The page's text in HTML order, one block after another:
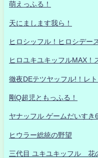
萌えっふる！
天にまします我ら！
ヒロシッフル！ヒロシデー
ヒロユキユキッフルMAX！
徹夜DEテツヤッフル!！レト
剛Q超児ともっふる！
ヤナッフル ゲームだいすき
ヒウラー総統の野望
三代目 ユキユキッフル 花